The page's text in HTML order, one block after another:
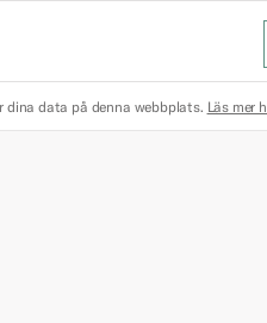
dina data på denna webbplats. Läs mer